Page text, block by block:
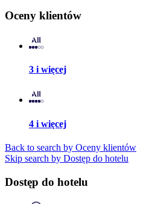
Oceny klientów
3 i więcej
4 i więcej
Back to search by Oceny klientów
Skip search by Dostęp do hotelu
Dostęp do hotelu